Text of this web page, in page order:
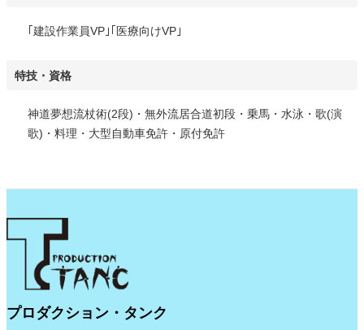
｢建設作業員VP｣｢医療向けVP｣
特技・資格
神道夢想流杖術(2段)・無外流居合道初段・乗馬・水泳・歌(演
歌)・料理・大型自動車免許・原付免許
プロダクション・タンク